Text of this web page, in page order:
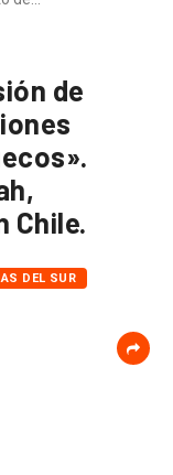
de
Chile.
DEL SUR